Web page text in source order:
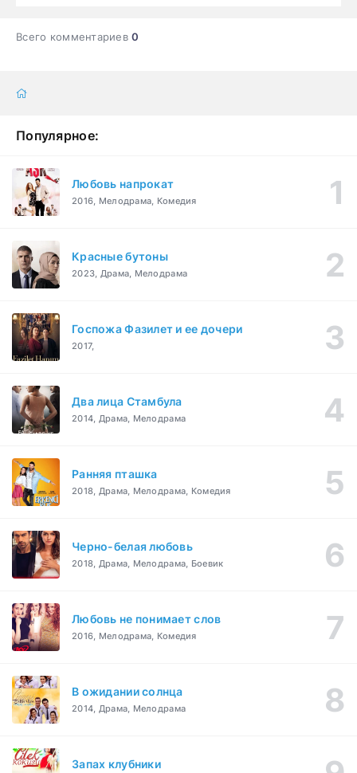
Всего комментариев0
Популярное:
Любовь напрокат
2016, Мелодрама, Комедия
Красные бутоны
2023, Драма, Мелодрама
Госпожа Фазилет и ее дочери
2017,
Два лица Стамбула
2014, Драма, Мелодрама
Ранняя пташка
2018, Драма, Мелодрама, Комедия
Черно-белая любовь
2018, Драма, Мелодрама, Боевик
Любовь не понимает слов
2016, Мелодрама, Комедия
В ожидании солнца
2014, Драма, Мелодрама
Запах клубники